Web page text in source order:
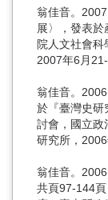
翁佳音。
展〉，發表
院人文社會科
2007年6月21-
翁佳音。
於『臺灣史研
討會，國立政
研究所，2006
翁佳音。
共頁97-144